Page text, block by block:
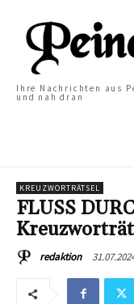
Ihre Nachrichten aus
und nah dran
KREUZWORTRÄTSEL
FLUSS
redaktion